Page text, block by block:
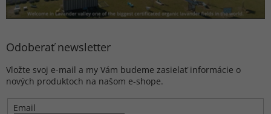
Odoberať newsletter
Vložte svoj e-mail a my Vám budeme zasielať informácie o
nových produktoch na našom e-shope.
Email